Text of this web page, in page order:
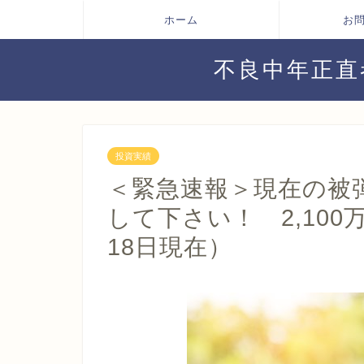
ホーム お
不良中年正
投資実績
＜緊急速報＞現在の
して下さい！ 2,100
18日現在）